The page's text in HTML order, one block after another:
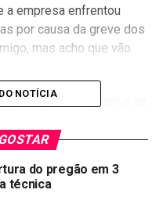
a empresa enfrentou
por causa da greve dos
mas acho que vão
já começaram a se
de privatização dos
interesse na
NOTÍCIA
do pregão em 3
técnica